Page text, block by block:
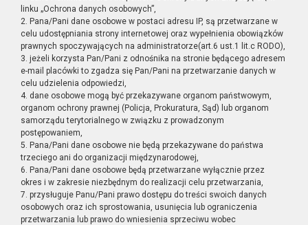
linku „Ochrona danych osobowych”,
2. Pana/Pani dane osobowe w postaci adresu IP, są przetwarzane w
celu udostępniania strony internetowej oraz wypełnienia obowiązków
prawnych spoczywających na administratorze(art.6 ust.1 lit.c RODO),
3. jeżeli korzysta Pan/Pani z odnośnika na stronie będącego adresem
e-mail placówki to zgadza się Pan/Pani na przetwarzanie danych w
celu udzielenia odpowiedzi,
4. dane osobowe mogą być przekazywane organom państwowym,
organom ochrony prawnej (Policja, Prokuratura, Sąd) lub organom
samorządu terytorialnego w związku z prowadzonym
postępowaniem,
5. Pana/Pani dane osobowe nie będą przekazywane do państwa
trzeciego ani do organizacji międzynarodowej,
6. Pana/Pani dane osobowe będą przetwarzane wyłącznie przez
okres i w zakresie niezbędnym do realizacji celu przetwarzania,
7. przysługuje Panu/Pani prawo dostępu do treści swoich danych
osobowych oraz ich sprostowania, usunięcia lub ograniczenia
przetwarzania lub prawo do wniesienia sprzeciwu wobec